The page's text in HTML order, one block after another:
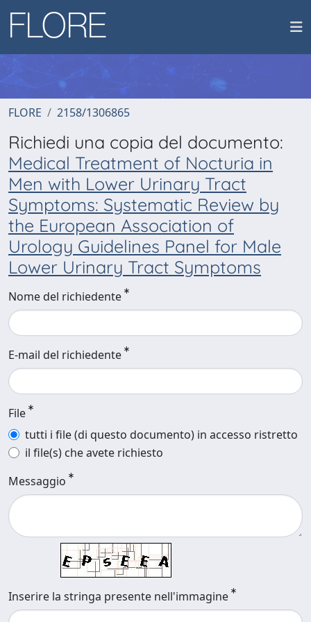
FLORE 2158/1306865
Richiedi una copia del documento:
Medical Treatment of Nocturia in
Men with Lower Urinary Tract
Symptoms: Systematic Review by
the European Association of
Urology Guidelines Panel for Male
Lower Urinary Tract Symptoms
Nome del richiedente
E-mail del richiedente
File
tutti i file (di questo documento) in accesso ristretto
il file(s) che avete richiesto
Messaggio
Inserire la stringa presente nell'immagine